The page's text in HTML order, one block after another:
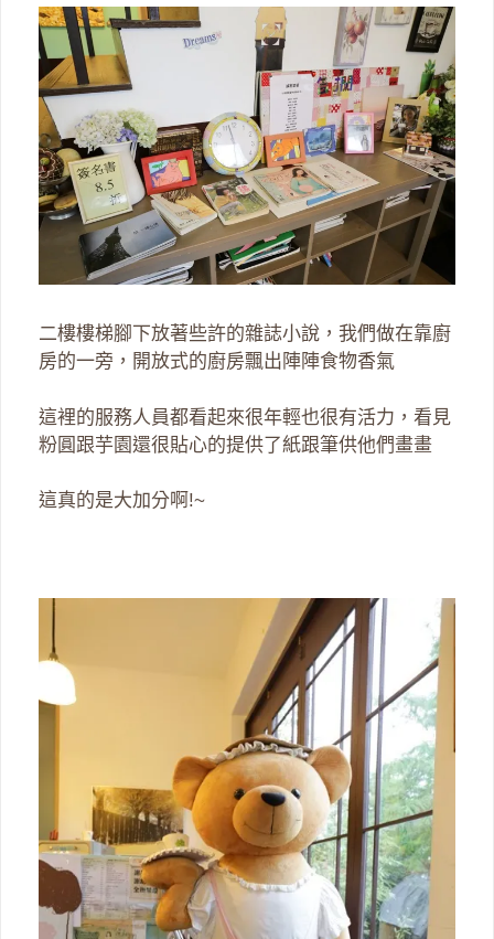
二樓樓梯腳下放著些許的雜誌小說，我們做在靠廚
房的一旁，開放式的廚房飄出陣陣食物香氣
這裡的服務人員都看起來很年輕也很有活力，看見
粉圓跟芋園還很貼心的提供了紙跟筆供他們畫畫
這真的是大加分啊!~